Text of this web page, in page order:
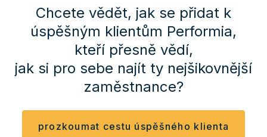
Chcete vědět, jak se přidat k
úspěšným klientům Performia,
kteří přesně vědí,
jak si pro sebe najít ty nejšikovnější
zaměstnance?
prozkoumat cestu úspěšného klienta